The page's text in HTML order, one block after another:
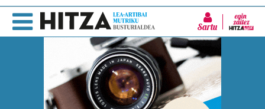
Sartu